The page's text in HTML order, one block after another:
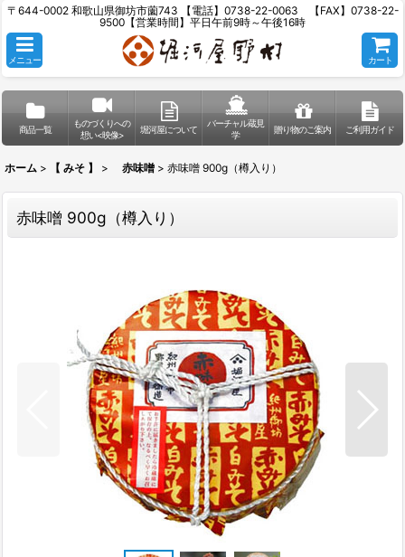
〒644-0002 和歌山県御坊市薗743 【電話】0738-22-0063 【FAX】0738-22-
9500【営業時間】平日午前9時～午後16時
メニュー カート
商品一覧
ものづくりへの
想い<映像>
堀河屋について
バーチャル蔵見
学
贈り物のご案内 ご利用ガイド
ホーム > 【 みそ 】 > 赤味噌 > 赤味噌 900g（樽入り）
赤味噌 900g（樽入り）